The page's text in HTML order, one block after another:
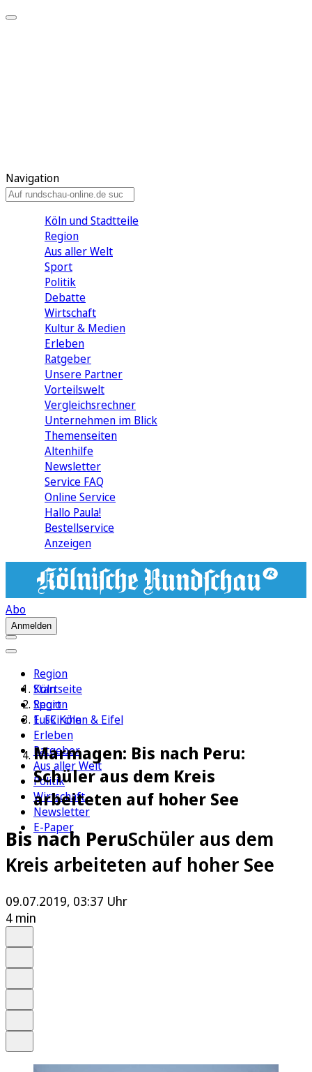
Navigation
Köln und Stadtteile
Region
Aus aller Welt
Sport
Politik
Debatte
Wirtschaft
Kultur & Medien
Erleben
Ratgeber
Unsere Partner
Vorteilswelt
Vergleichsrechner
Unternehmen im Blick
Themenseiten
Altenhilfe
Newsletter
Service FAQ
Online Service
Hallo Paula!
Bestellservice
Anzeigen
Abo
Anmelden
Region
Köln
Sport
1. FC Köln
Erleben
Ratgeber
Aus aller Welt
Politik
Wirtschaft
Newsletter
E-Paper
Startseite
Region
Euskirchen & Eifel
Marmagen: Bis nach Peru:
Schüler aus dem Kreis
arbeiteten auf hoher See
Bis nach PeruSchüler aus dem
Kreis arbeiteten auf hoher See
09.07.2019, 03:37 Uhr
4 min